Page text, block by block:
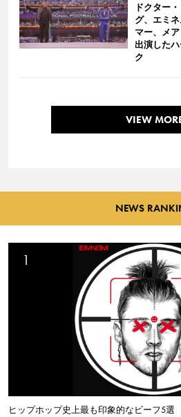
ドクター
グ、エミ
マー、メ
出演した
ク
VIEW
NEWS
ヒップホップ史上最も印象的なビーフ5